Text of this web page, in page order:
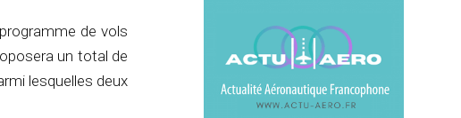
de vols
un total de
lesquelles deux